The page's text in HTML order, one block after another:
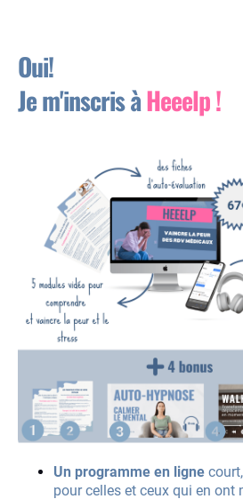
Oui!
Je m'inscris àHeeelp !
Un programme en ligne
pour celles et ceux qui en ont